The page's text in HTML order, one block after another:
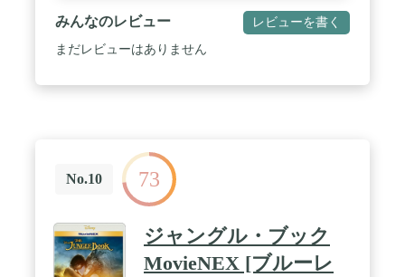
みんなのレビュー レビューを書く
まだレビューはありません
No.10 73
ジャングル・ブック
MovieNEX [ブルーレ